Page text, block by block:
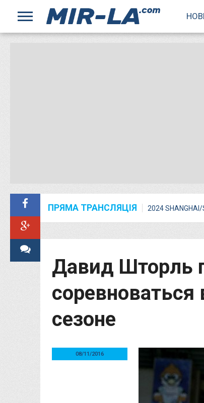
ПРЯМА ТРАНСЛЯЦІЯ 2024 SHANGHAI/
Давид Шторль
сезоне
08/11/2016